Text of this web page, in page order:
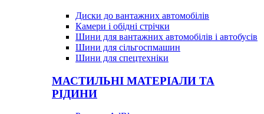
Диски до вантажних автомобілів
Камери і обідні стрічки
Шини для вантажних автомобілів і автобусів
Шини для сільгоспмашин
Шини для спецтехніки
МАСТИЛЬНІ МАТЕРІАЛИ ТА
РІДИНИ